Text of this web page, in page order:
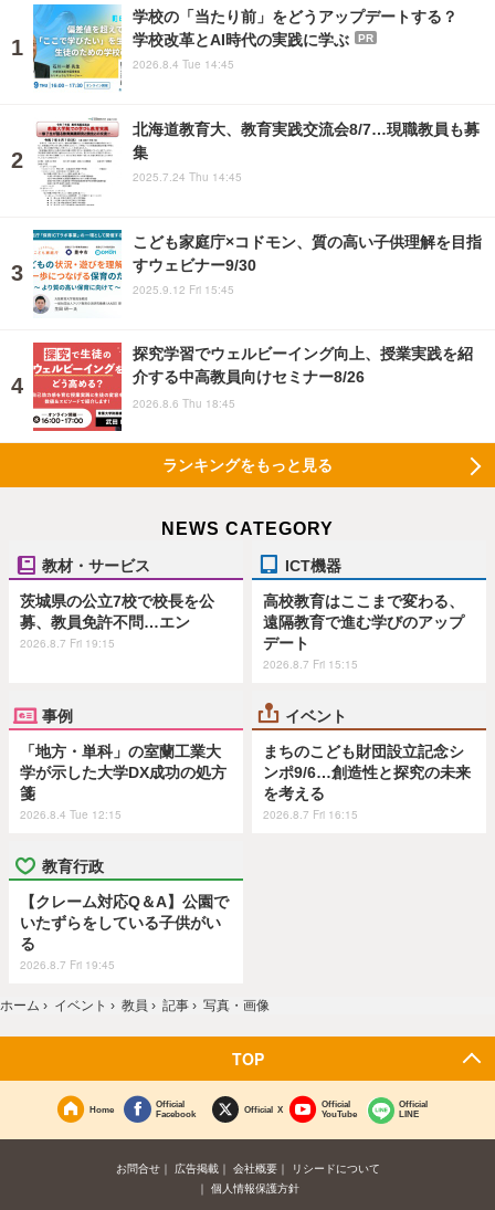
学校の「当たり前」をどうアップデートする？
学校改革とAI時代の実践に学ぶ
PR
2026.8.4 Tue 14:45
北海道教育大、教育実践交流会8/7…現職教員も募
集
2025.7.24 Thu 14:45
こども家庭庁×コドモン、質の高い子供理解を目指
すウェビナー9/30
2025.9.12 Fri 15:45
探究学習でウェルビーイング向上、授業実践を紹
介する中高教員向けセミナー8/26
2026.8.6 Thu 18:45
ランキングをもっと見る
NEWS CATEGORY
教材・サービス
茨城県の公立7校で校長を公
募、教員免許不問…エン
2026.8.7 Fri 19:15
ICT機器
高校教育はここまで変わる、
遠隔教育で進む学びのアップ
デート
2026.8.7 Fri 15:15
事例
「地方・単科」の室蘭工業大
学が示した大学DX成功の処方
箋
2026.8.4 Tue 12:15
イベント
まちのこども財団設立記念シ
ンポ9/6…創造性と探究の未来
を考える
2026.8.7 Fri 16:15
教育行政
【クレーム対応Q＆A】公園で
いたずらをしている子供がい
る
2026.8.7 Fri 19:45
ホーム › イベント › 教員 › 記事 › 写真・画像
TOP
Home
Official
Facebook
Official X
Official
YouTube
Official
LINE
お問合せ 広告掲載 会社概要
リシードについて
個人情報保護方針